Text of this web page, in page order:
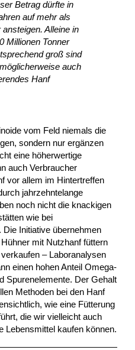
Betrag dürfte in
auf mehr als
Alleine in
Millionen Tonner
groß sind
auch
Hanf
vom Feld niemals die
sondern nur ergänzen
eine höherwertige
auch Verbraucher
vor allem im Hintertreffen
jahrzehntelange
noch nicht die knackigen
wie bei
Initiative übernehmen
mit Nutzhanf füttern
– Laboranalysen
einen hohen Anteil Omega-
Spurenelemente. Der Gehalt
Methoden bei den Hanf
wie eine Fütterung
die wir vielleicht auch
Lebensmittel kaufen können.